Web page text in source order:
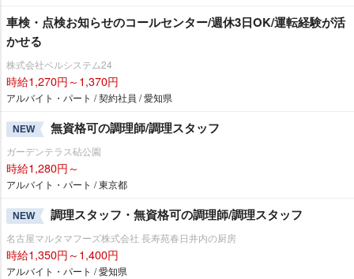
車検・点検お知らせのコールセンター/週休3日OK/運転経験が活
かせる
株式会社ベルシステム24
時給1,270円～1,370円
アルバイト・パート / 契約社員 / 愛知県
NEW 無資格可の調理師/調理スタッフ
ガーデンテラス砧公園
時給1,280円～
アルバイト・パート / 東京都
NEW 調理スタッフ・無資格可の調理師/調理スタッフ
名古屋マルタマフーズ株式会社 長寿苑春日井内の厨房
時給1,350円～1,400円
アルバイト・パート / 愛知県